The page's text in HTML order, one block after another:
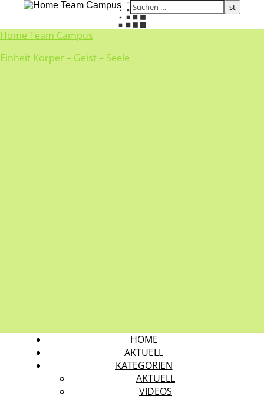
Home Team Campus
Einheit Körper – Geist – Seele
HOME
AKTUELL
KATEGORIEN
AKTUELL
VIDEOS